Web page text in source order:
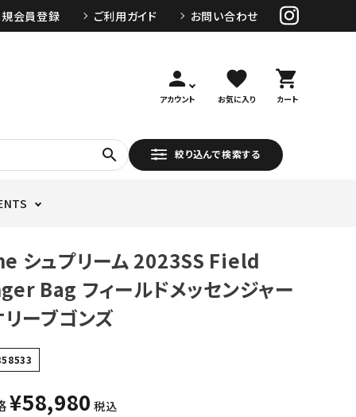
会員登録 ご利用ガイド お問い合わせ
person
アカウント
favorite
お気に入り
shopping_cart
カート
search 絞り込んで検索する
シュプリーム 2023SS Field
Bag フィールドメッセンジャー
ーブゴンズ
¥58,980 税込